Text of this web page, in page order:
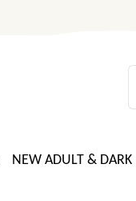
NEW ADULT & DARK